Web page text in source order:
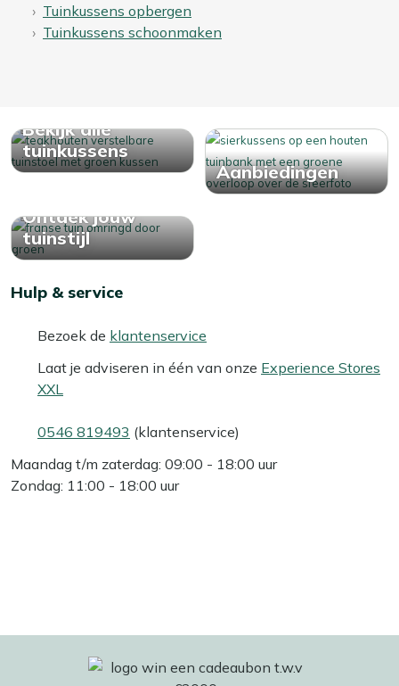
Tuinkussens opbergen
Tuinkussens schoonmaken
Bekijk alle
tuinkussens
Aanbiedingen
Ontdek jouw
tuinstijl
Hulp & service
Bezoek de klantenservice
Laat je adviseren in één van onze Experience Stores
XXL
0546 819493 (klantenservice)
Maandag t/m zaterdag: 09:00 - 18:00 uur
Zondag: 11:00 - 18:00 uur